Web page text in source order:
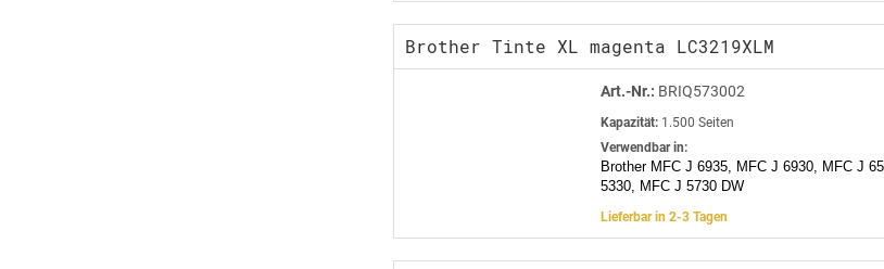
Brother Tinte XL magenta LC3219XLM
Art.-Nr.: BRIQ573002
Kapazität: 1.500 Seiten
Verwendbar in:
Brother MFC J 6935, MFC J 6930, MFC J
5330, MFC J 5730 DW
Lieferbar in 2-3 Tagen